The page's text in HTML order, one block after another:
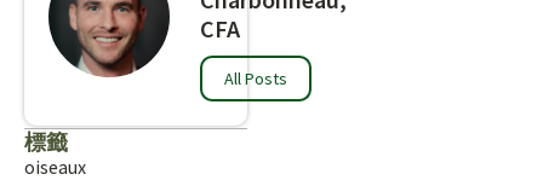
CFA
All Posts
標籤
oiseaux